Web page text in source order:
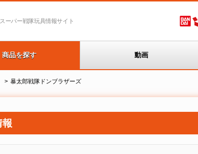
スーパー戦隊玩具情報サイト
商品を探す 動画
暴太郎戦隊ドンブラザーズ
報